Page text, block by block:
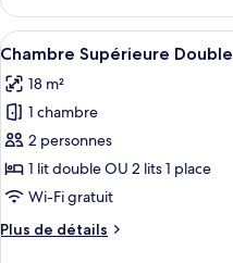
Double
ou
avec
lits
jumeaux
le
type
de
Chambre
Confort
Double
ou
avec
lits
jumeaux
Afficher
toutes
les
photos
pour
ce
type
chambre :
7
Chambre Supérieure
18 m²
1 chambre
2 personnes
1 lit double OU 2 lits 1 place
Wi-Fi gratuit
Plus de détails
Plus